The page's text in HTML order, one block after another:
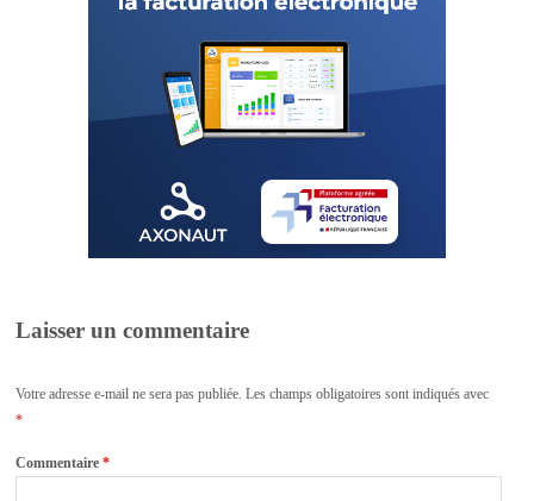
Laisser un commentaire
Votre adresse e-mail ne sera pas publiée. Les champs obligatoires sont indiqués avec
*
Commentaire*